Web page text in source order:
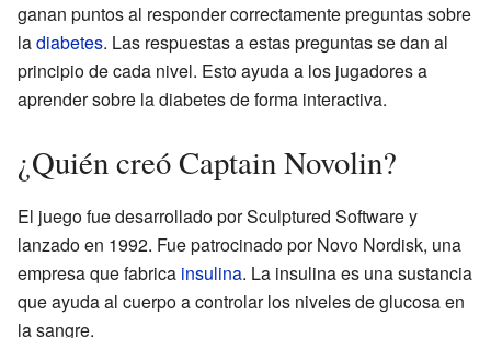
ganan puntos al responder correctamente preguntas sobre
ladiabetes. Las respuestas a estas preguntas se dan al
principio de cada nivel. Esto ayuda a los jugadores a
aprender sobre la diabetes de forma interactiva.
¿Quién creó Captain Novolin?
El juego fue desarrollado por Sculptured Software y
lanzado en 1992. Fue patrocinado por Novo Nordisk, una
empresa que fabrica insulina. La insulina es una sustancia
que ayuda al cuerpo a controlar los niveles de glucosa en
la sangre.